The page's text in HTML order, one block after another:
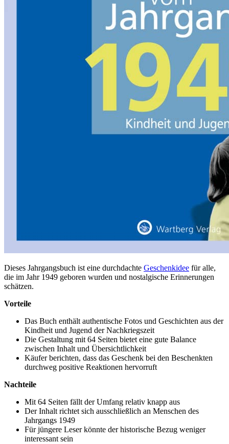
Dieses Jahrgangsbuch ist eine durchdachte Geschenkidee für alle,
die im Jahr 1949 geboren wurden und nostalgische Erinnerungen
schätzen.
Vorteile
Das Buch enthält authentische Fotos und Geschichten aus der
Kindheit und Jugend der Nachkriegszeit
Die Gestaltung mit 64 Seiten bietet eine gute Balance
zwischen Inhalt und Übersichtlichkeit
Käufer berichten, dass das Geschenk bei den Beschenkten
durchweg positive Reaktionen hervorruft
Nachteile
Mit 64 Seiten fällt der Umfang relativ knapp aus
Der Inhalt richtet sich ausschließlich an Menschen des
Jahrgangs 1949
Für jüngere Leser könnte der historische Bezug weniger
interessant sein